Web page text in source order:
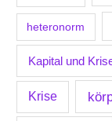
heteronorm
Kapital und
Krise